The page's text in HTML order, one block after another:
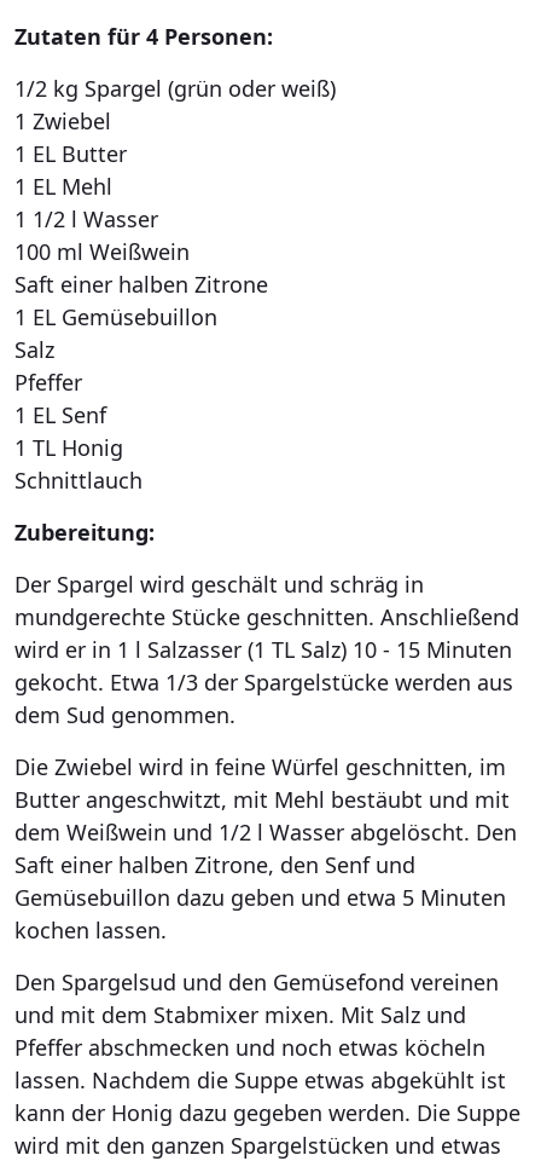
Zutaten für 4 Personen:
1/2 kg Spargel (grün oder weiß)
1 Zwiebel
1 EL Butter
1 EL Mehl
1 1/2 l Wasser
100 ml Weißwein
Saft einer halben Zitrone
1 EL Gemüsebuillon
Salz
Pfeffer
1 EL Senf
1 TL Honig
Schnittlauch
Zubereitung:
Der Spargel wird geschält und schräg in
mundgerechte Stücke geschnitten. Anschließend
wird er in 1 l Salzasser (1 TL Salz) 10 - 15 Minuten
gekocht. Etwa 1/3 der Spargelstücke werden aus
dem Sud genommen.
Die Zwiebel wird in feine Würfel geschnitten, im
Butter angeschwitzt, mit Mehl bestäubt und mit
dem Weißwein und 1/2 l Wasser abgelöscht. Den
Saft einer halben Zitrone, den Senf und
Gemüsebuillon dazu geben und etwa 5 Minuten
kochen lassen.
Den Spargelsud und den Gemüsefond vereinen
und mit dem Stabmixer mixen. Mit Salz und
Pfeffer abschmecken und noch etwas köcheln
lassen. Nachdem die Suppe etwas abgekühlt ist
kann der Honig dazu gegeben werden. Die Suppe
wird mit den ganzen Spargelstücken und etwas